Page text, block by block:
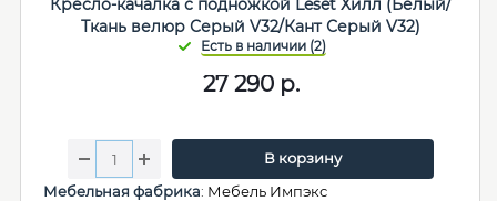
Кресло-качалка с подножкой Leset Хилл (Белый/
Ткань велюр Серый V32/Кант Серый V32)
27 290р.
В корзину
Мебельная фабрика: Мебель Импэкс